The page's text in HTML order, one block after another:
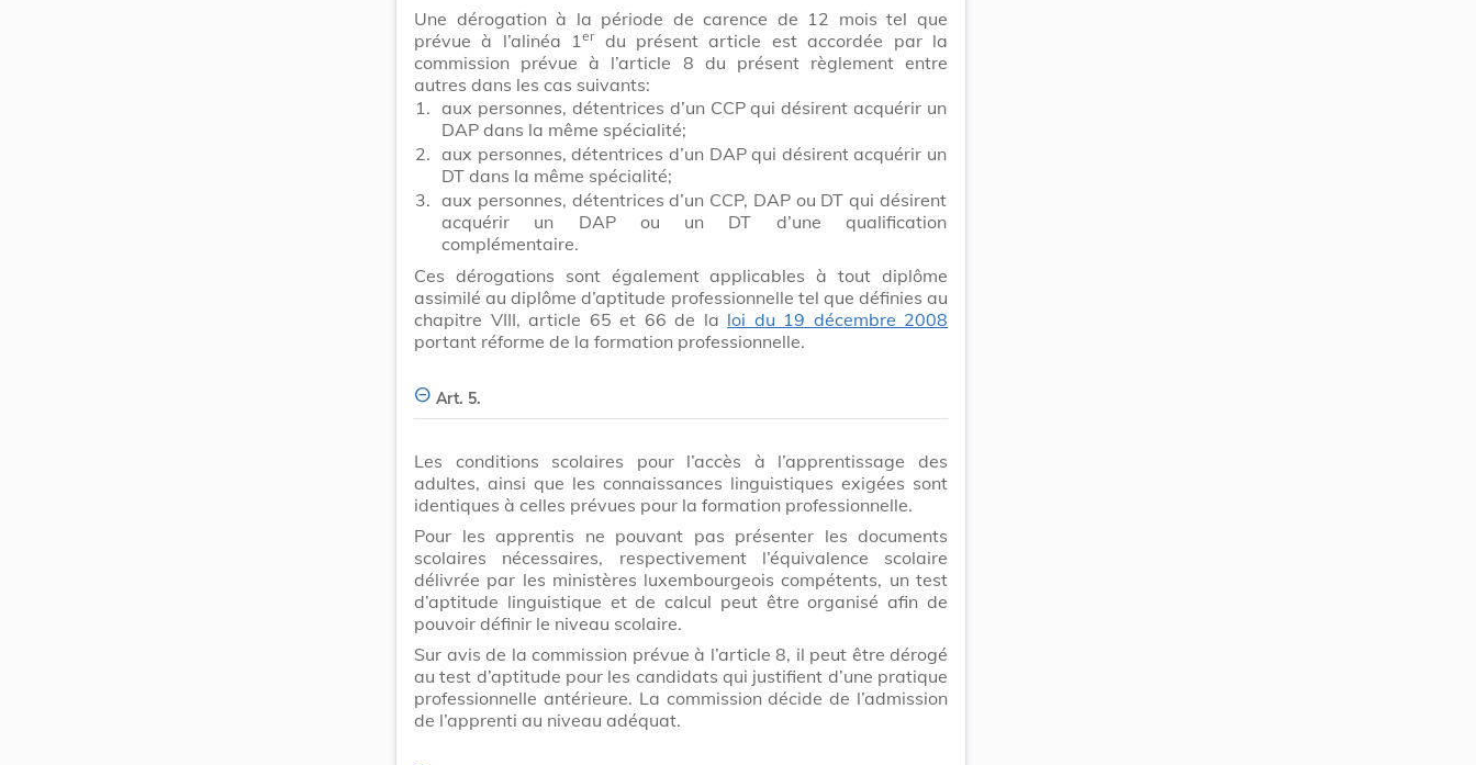
Une dérogation à la période de carence de 12 mois tel que
prévue à l’alinéa 1erdu présent article est accordée par la
commission prévue à l’article 8 du présent règlement entre
autres dans les cas suivants:
1. aux personnes, détentrices d’un CCP qui désirent acquérir un
DAP dans la même spécialité;
2. aux personnes, détentrices d’un DAP qui désirent acquérir un
DT dans la même spécialité;
3. aux personnes, détentrices d’un CCP, DAP ou DT qui désirent
acquérir un DAP ou un DT d’une qualification
complémentaire.
Ces dérogations sont également applicables à tout diplôme
assimilé au diplôme d’aptitude professionnelle tel que définies au
chapitre VIII, article 65 et 66 de la loi du 19 décembre 2008
portant réforme de la formation professionnelle.
Art. 5.
Les conditions scolaires pour l’accès à l’apprentissage des
adultes, ainsi que les connaissances linguistiques exigées sont
identiques à celles prévues pour la formation professionnelle.
Pour les apprentis ne pouvant pas présenter les documents
scolaires nécessaires, respectivement l’équivalence scolaire
délivrée par les ministères luxembourgeois compétents, un test
d’aptitude linguistique et de calcul peut être organisé afin de
pouvoir définir le niveau scolaire.
Sur avis de la commission prévue à l’article 8, il peut être dérogé
au test d’aptitude pour les candidats qui justifient d’une pratique
professionnelle antérieure. La commission décide de l’admission
de l’apprenti au niveau adéquat.